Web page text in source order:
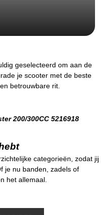
geselecteerd om aan de
je scooter met de beste
betrouwbare rit.
200/300CC 5216918
categorieën, zodat jij
je nu banden, zadels of
het allemaal.